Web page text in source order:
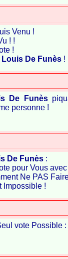
Venu !
! !
!
Louis De Funès !
De Funès
personne !
De Funès :
pour Vous
Ne PAS
Impossible !
vote Possible